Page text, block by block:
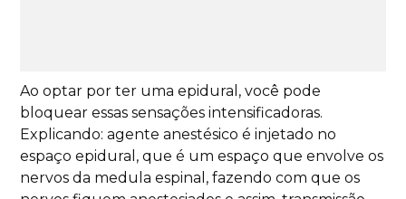
Ao optar por ter uma epidural, você pode
bloquear essas sensações intensificadoras.
Explicando: agente anestésico é injetado no
espaço epidural, que é um espaço que envolve os
nervos da medula espinal, fazendo com que os